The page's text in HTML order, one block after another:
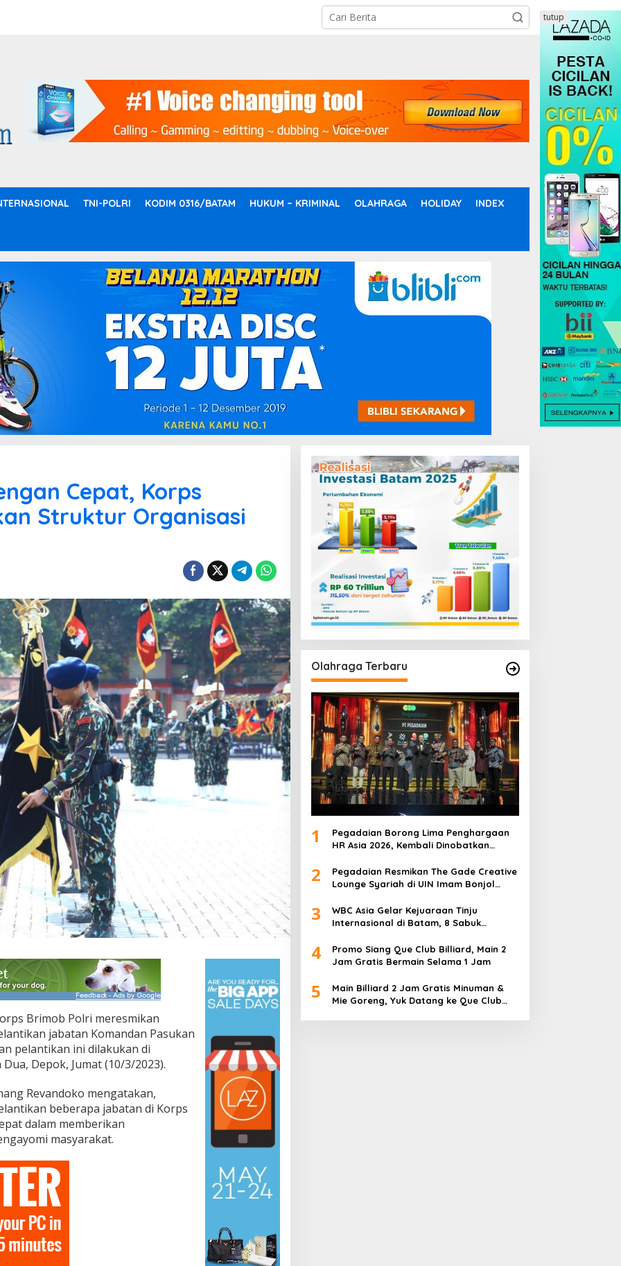
TNI-POLRI KODIM 0316/BATAM HUKUM – KRIMINAL OLAHRAGA HOLIDAY INDEX
tutup
Cepat, Korps
Struktur Organisasi
Brimob Polri meresmikan
jabatan Komandan Pasukan
pelantikan ini dilakukan di
Depok, Jumat (10/3/2023).
Revandoko mengatakan,
beberapa jabatan di Korps
dalam memberikan
masyarakat.
Olahraga Terbaru
1
Pegadaian Borong Lima Penghargaan
HR Asia 2026, Kembali Dinobatkan
2
Pegadaian Resmikan The Gade Creative
Lounge Syariah di UIN Imam Bonjol
Inovatif Ekonomi Syariah
3
WBC Asia Gelar Kejuaraan Tinju
Internasional di Batam, 8 Sabuk
4
Promo Siang Que Club Billiard, Main 2
5
Main Billiard 2 Jam Gratis Minuman &
Mie Goreng, Yuk Datang ke Que Club